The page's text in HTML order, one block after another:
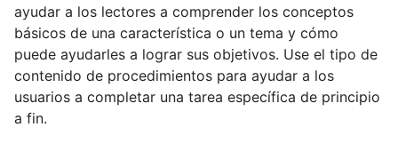
ayudar a los lectores a comprender los conceptos
básicos de una característica o un tema y cómo
puede ayudarles a lograr sus objetivos. Use el tipo de
contenido de procedimientos para ayudar a los
usuarios a completar una tarea específica de principio
a fin.